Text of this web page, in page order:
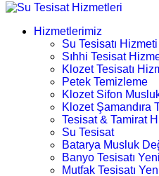
Hizmetlerimiz
Su Tesisatı Hizmeti
Sıhhi Tesisat
Klozet Tesisatı
Petek Temizleme
Klozet Sifon Musluk
Klozet Şamandıra
Tesisat & Tamirat
Su Tesisat
Batarya Musluk
Banyo Tesisatı
Mutfak Tesisatı